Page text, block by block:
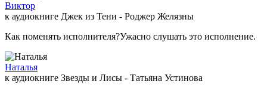
Виктор
к аудиокниге Джек из Тени - Роджер Желязны
Как поменять исполнителя?Ужасно слушать это исполнение.
Наталья
к аудиокниге Звезды и Лисы - Татьяна Устинова